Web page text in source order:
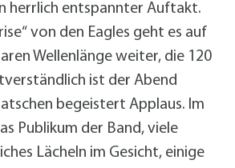
herrlich entspannter Auftakt.
von den Eagles geht es auf
Wellenlänge weiter, die 120
ist der Abend
begeistert Applaus. Im
Publikum der Band, viele
Lächeln im Gesicht, einige